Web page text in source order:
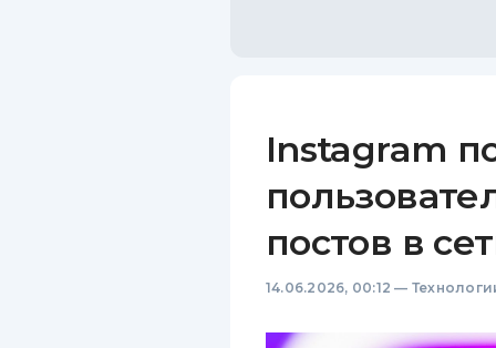
Instagram
постов в
14.06.2026, 00:12 —